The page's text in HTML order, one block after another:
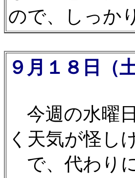
ので、しっか
９月１８日（土
今週の水曜
く天気が怪し
で、代わり